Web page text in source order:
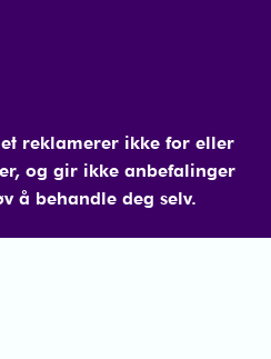
reklamerer ikke for eller
og gir ikke anbefalinger
å behandle deg selv.